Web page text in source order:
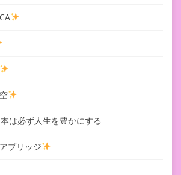
本は必ず人生を豊かにする
ブリッジ